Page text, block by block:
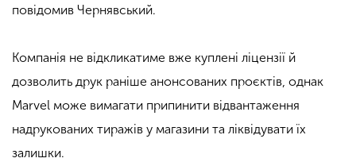
повідомив Чернявський.
Компанія не відкликатиме вже куплені ліцензії й
дозволить друк раніше анонсованих проєктів, однак
Marvel може вимагати припинити відвантаження
надрукованих тиражів у магазини та ліквідувати їх
залишки.